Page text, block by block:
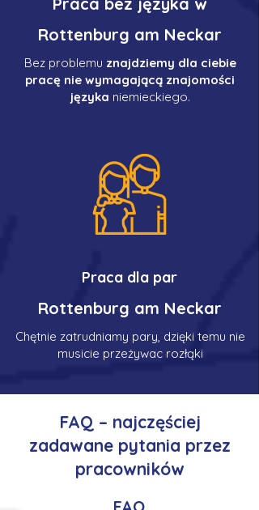
Rottenburg am Neckar
Bez problemu znajdziemy dla ciebie
pracę nie wymagającą znajomości
języka niemieckiego.
Praca dla par
Rottenburg am Neckar
Chętnie zatrudniamy pary, dzięki temu nie
musicie przeżywac rozłąki
FAQ – najczęściej
zadawane pytania przez
pracowników